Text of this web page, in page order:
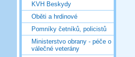
KVH Beskydy
Oběti a hrdinové
Pomníky četníků, policistů
Ministerstvo obrany - péče o
válečné veterány